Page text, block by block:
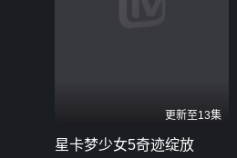
更新至13集
星卡梦少女5奇迹绽放